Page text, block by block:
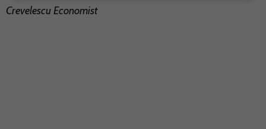
Crevelescu Economist